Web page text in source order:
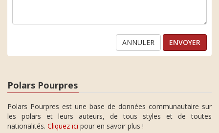
ANNULER
Polars Pourpres
Polars Pourpres est une base de données communautaire sur
les polars et leurs auteurs, de tous styles et de toutes
nationalités. Cliquez ici pour en savoir plus !